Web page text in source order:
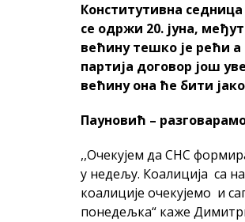
Конститутивна
се одржи 20. јуна,
већину тешко је рећи
партија договор још
већину она ће бити
Пауновић –
,,Очекујем да СНС
у недељу. Коалиција са
коалиције очекујемо и
понедељка“ каже